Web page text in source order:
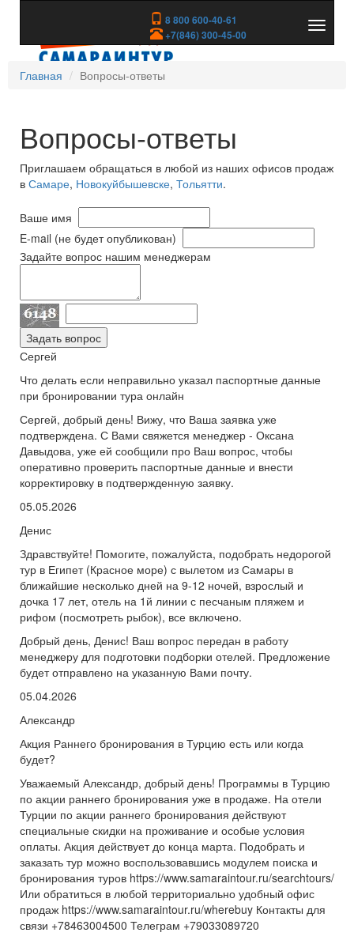
8 800 600-40-61
+7(846) 300-45-00
скрыть
Главная
Вопросы-ответы
Вопросы-ответы
Приглашаем обращаться в любой из наших офисов продаж
в Самаре, Новокуйбышевске, Тольятти.
Ваше имя
E-mail (не будет опубликован)
Задайте вопрос нашим менеджерам
Сергей
Что делать если неправильно указал паспортные данные
при бронировании тура онлайн
Сергей, добрый день! Вижу, что Ваша заявка уже
подтверждена. С Вами свяжется менеджер - Оксана
Давыдова, уже ей сообщили про Ваш вопрос, чтобы
оперативно проверить паспортные данные и внести
корректировку в подтвержденную заявку.
05.05.2026
Денис
Здравствуйте! Помогите, пожалуйста, подобрать недорогой
тур в Египет (Красное море) с вылетом из Самары в
ближайшие несколько дней на 9-12 ночей, взрослый и
дочка 17 лет, отель на 1й линии с песчаным пляжем и
рифом (посмотреть рыбок), все включено.
Добрый день, Денис! Ваш вопрос передан в работу
менеджеру для подготовки подборки отелей. Предложение
будет отправлено на указанную Вами почту.
05.04.2026
Александр
Акция Раннего бронирования в Турцию есть или когда
будет?
Уважаемый Александр, добрый день! Программы в Турцию
по акции раннего бронирования уже в продаже. На отели
Турции по акции раннего бронирования действуют
специальные скидки на проживание и особые условия
оплаты. Акция действует до конца марта. Подобрать и
заказать тур можно воспользовавшись модулем поиска и
бронирования туров https://www.samaraintour.ru/searchtours/
Или обратиться в любой территориально удобный офис
продаж https://www.samaraintour.ru/wherebuy Контакты для
связи +78463004500 Телеграм +79033089720